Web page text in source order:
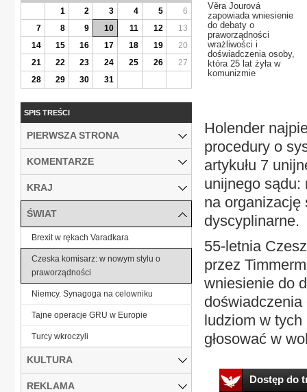
Věra Jourová
zapowiada wniesienie
do debaty o
praworządności
wrażliwości i
doświadczenia osoby,
która 25 lat żyła w
komunizmie
Holender
procedury o
artykułu 7
unijnego sądu:
na organizację
dyscyplinarne.
55-letnia
przez
wniesienie do
doświadczenia
ludziom w
głosować w
Dostęp do
1
2 3 4 5
6
7
8 9 10 11 12
13
14
15 16 17 18 19
20
21
22 23 24 25 26
27
28
29 30 31
SPIS TREŚCI
PIERWSZA STRONA
KOMENTARZE
KRAJ
ŚWIAT
Brexit w rękach Varadkara
Czeska komisarz: w nowym stylu o
praworządności
Niemcy. Synagoga na celowniku
Tajne operacje GRU w Europie
Turcy wkroczyli
KULTURA
REKLAMA